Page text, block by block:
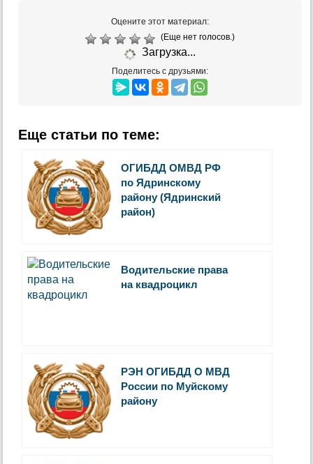
Оцените этот материал:
(Еще нет голосов.)
Загрузка...
Поделитесь с друзьями:
Еще статьи по теме:
ОГИБДД ОМВД РФ
по Ядринскому
району (Ядринский
район)
Водительские права
на квадроцикл
РЭН ОГИБДД О МВД
России по Муйскому
району